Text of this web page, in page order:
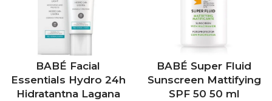
BABÉ Facial
Essentials Hydro 24h
Hidratantna Lagana
BABÉ Super Fluid
Sunscreen Mattifying
SPF 50 50 ml